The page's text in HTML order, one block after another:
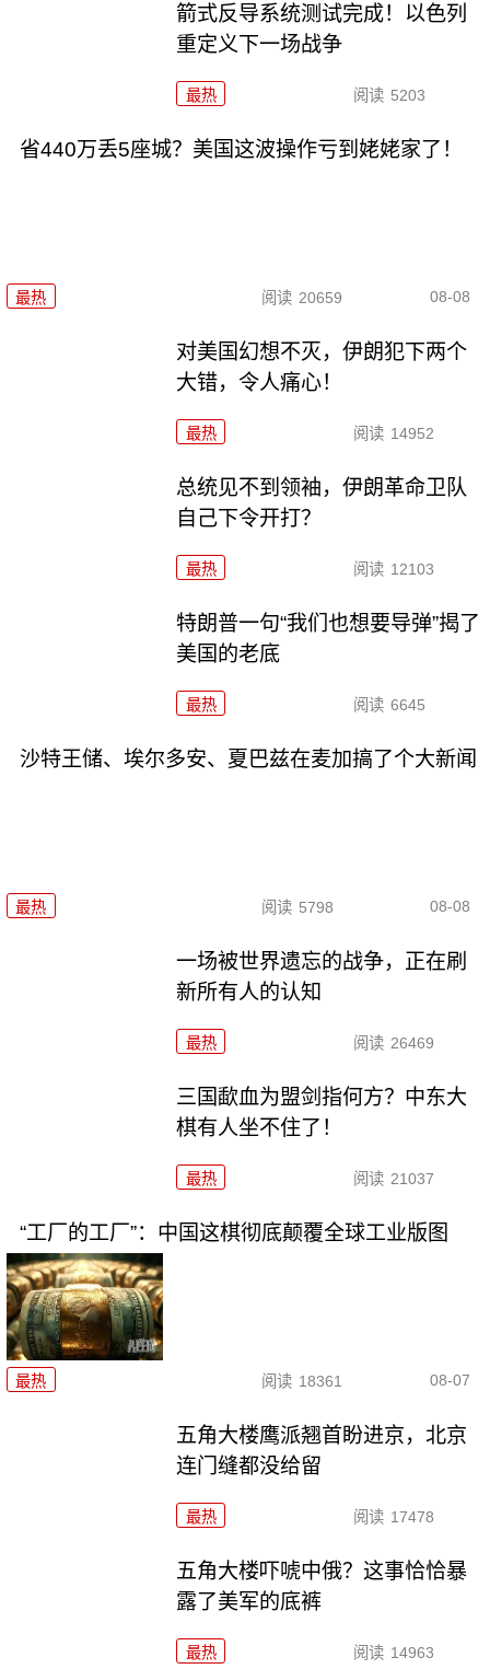
箭式反导系统测试完成！以色列
重定义下一场战争
最热 阅读 5203
省440万丢5座城？美国这波操作亏到姥姥家了！
最热 阅读 20659 08-08
对美国幻想不灭，伊朗犯下两个
大错，令人痛心！
最热 阅读 14952
总统见不到领袖，伊朗革命卫队
自己下令开打？
最热 阅读 12103
特朗普一句“我们也想要导弹”揭了
美国的老底
最热 阅读 6645
沙特王储、埃尔多安、夏巴兹在麦加搞了个大新闻
最热 阅读 5798 08-08
一场被世界遗忘的战争，正在刷
新所有人的认知
最热 阅读 26469
三国歃血为盟剑指何方？中东大
棋有人坐不住了！
最热 阅读 21037
“工厂的工厂”：中国这棋彻底颠覆全球工业版图
最热 阅读 18361 08-07
五角大楼鹰派翘首盼进京，北京
连门缝都没给留
最热 阅读 17478
五角大楼吓唬中俄？这事恰恰暴
露了美军的底裤
最热 阅读 14963